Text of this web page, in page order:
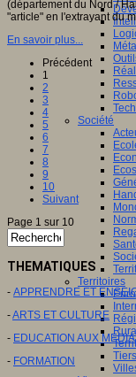
Société
Territoires
(département du Nord /
"article" en l'extrayant du
En savoir plus...
Précédent
1
2
3
4
5
6
7
8
9
10
Suivant
Page 1 sur 10
THEMATIQUES
- APPRENDRE ET
-ARTS ET CULTURE
- EDUCATION AUX
- FORMATION